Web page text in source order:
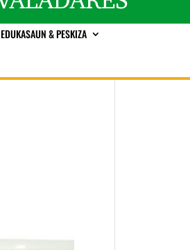
EDUKASAUN & PESKIZA